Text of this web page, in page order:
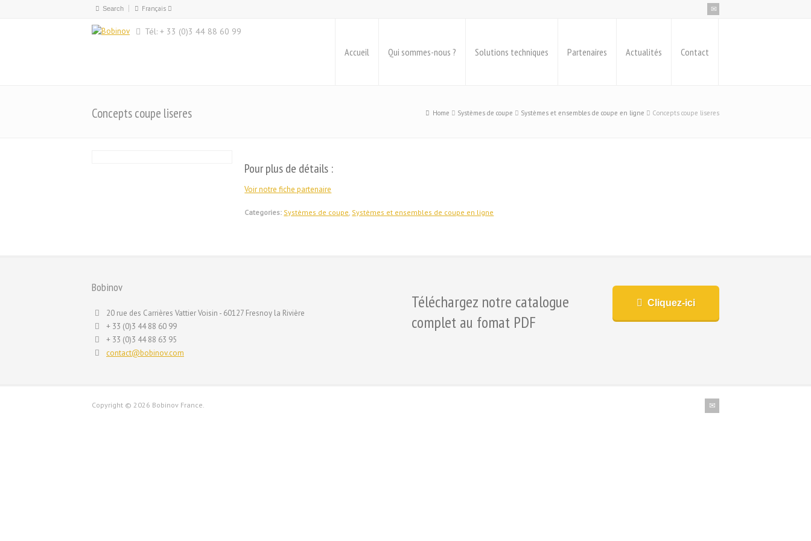
Français
Tél: + 33 (0)3 44 88 60 99
Accueil Qui sommes-nous ? Solutions techniques Partenaires Actualités Contact
Concepts coupe liseres Home Systèmes de coupe Systèmes et ensembles de coupe en ligne Concepts coupe liseres
Pour plus de détails :
Voir notre fiche partenaire
Categories: Systèmes de coupe, Systèmes et ensembles de coupe en ligne
Bobinov
20 rue des Carrières Vattier Voisin - 60127 Fresnoy la Rivière
+ 33 (0)3 44 88 60 99
+ 33 (0)3 44 88 63 95
contact@bobinov.com
Cliquez-ici
Téléchargez notre catalogue
complet au fomat PDF
Copyright © 2026 Bobinov France.